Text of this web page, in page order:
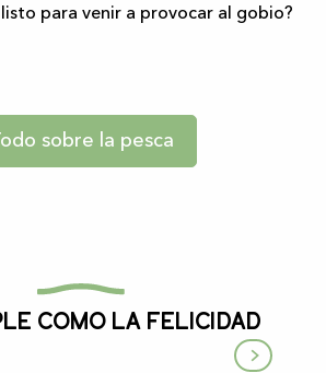
listo para venir a provocar al gobio?
sobre la pesca
como la felicidad
del Parque Natural